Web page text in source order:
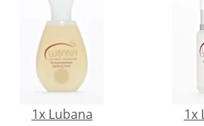
1x Lubana
1x